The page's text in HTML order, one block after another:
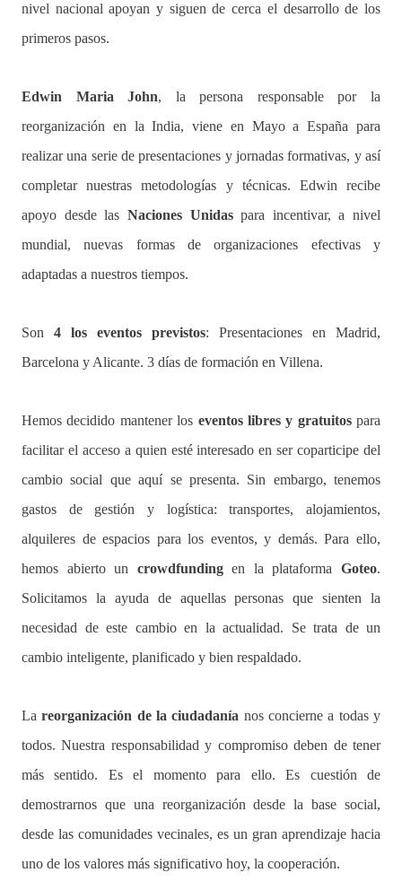
nivel nacional apoyan y siguen de cerca el desarrollo de los
primeros pasos.
Edwin Maria John, la persona responsable por la
reorganización en la India, viene en Mayo a España para
realizar una serie de presentaciones y jornadas formativas, y así
completar nuestras metodologías y técnicas. Edwin recibe
apoyo desde las Naciones Unidaspara incentivar, a nivel
mundial, nuevas formas de organizaciones efectivas y
adaptadas a nuestros tiempos.
Son 4 los eventos previstos: Presentaciones en Madrid,
Barcelona y Alicante. 3 días de formación en Villena.
Hemos decidido mantener los eventos libres y gratuitospara
facilitar el acceso a quien esté interesado en ser coparticipe del
cambio social que aquí se presenta. Sin embargo, tenemos
gastos de gestión y logística: transportes, alojamientos,
alquileres de espacios para los eventos, y demás. Para ello,
hemos abierto un crowdfundingen la plataformaGoteo.
Solicitamos la ayuda de aquellas personas que sienten la
necesidad de este cambio en la actualidad. Se trata de un
cambio inteligente, planificado y bien respaldado.
Lareorganización de la ciudadanía nos concierne a todas y
todos. Nuestra responsabilidad y compromiso deben de tener
más sentido. Es el momento para ello. Es cuestión de
demostrarnos que una reorganización desde la base social,
desde las comunidades vecinales, es un gran aprendizaje hacia
uno de los valores más significativo hoy, la cooperación.